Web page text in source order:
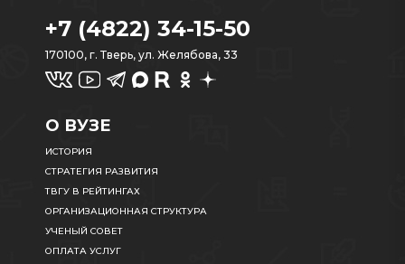
+7 (4822) 34-15-50
170100, г. Тверь, ул. Желябова, 33
О ВУЗЕ
ИСТОРИЯ
СТРАТЕГИЯ РАЗВИТИЯ
ТВГУ В РЕЙТИНГАХ
ОРГАНИЗАЦИОННАЯ СТРУКТУРА
УЧЕНЫЙ СОВЕТ
ОПЛАТА УСЛУГ